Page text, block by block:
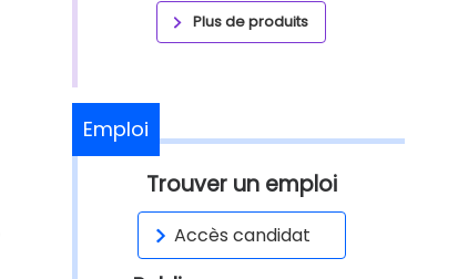
Plus de produits
Emploi
Trouver un emploi
Accès candidat